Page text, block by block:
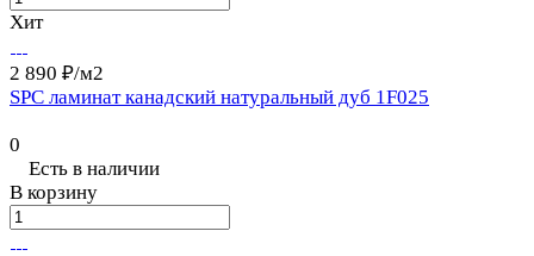
Хит
2 890 ₽/м2
SPC ламинат канадский натуральный дуб 1F025
0
Есть в наличии
В корзину